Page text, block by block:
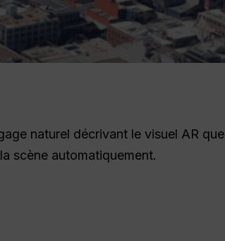
naturel décrivant le visuel AR que
scène automatiquement.